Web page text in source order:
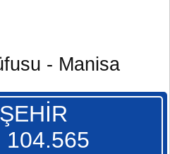
- Manisa
104.565